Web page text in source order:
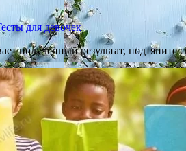
для девочек
полученный результат,